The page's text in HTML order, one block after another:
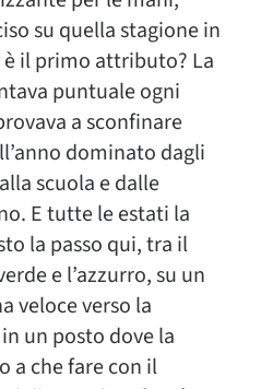
su quella stagione in
il primo attributo? La
puntuale ogni
a sconfinare
dominato dagli
scuola e dalle
E tutte le estati la
la passo qui, tra il
e l’azzurro, su un
veloce verso la
un posto dove la
a che fare con il